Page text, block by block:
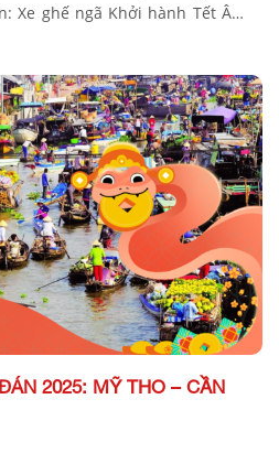
Xe ghế ngã Khởi hành Tết Âm
2025: MỸ THO – CẦN